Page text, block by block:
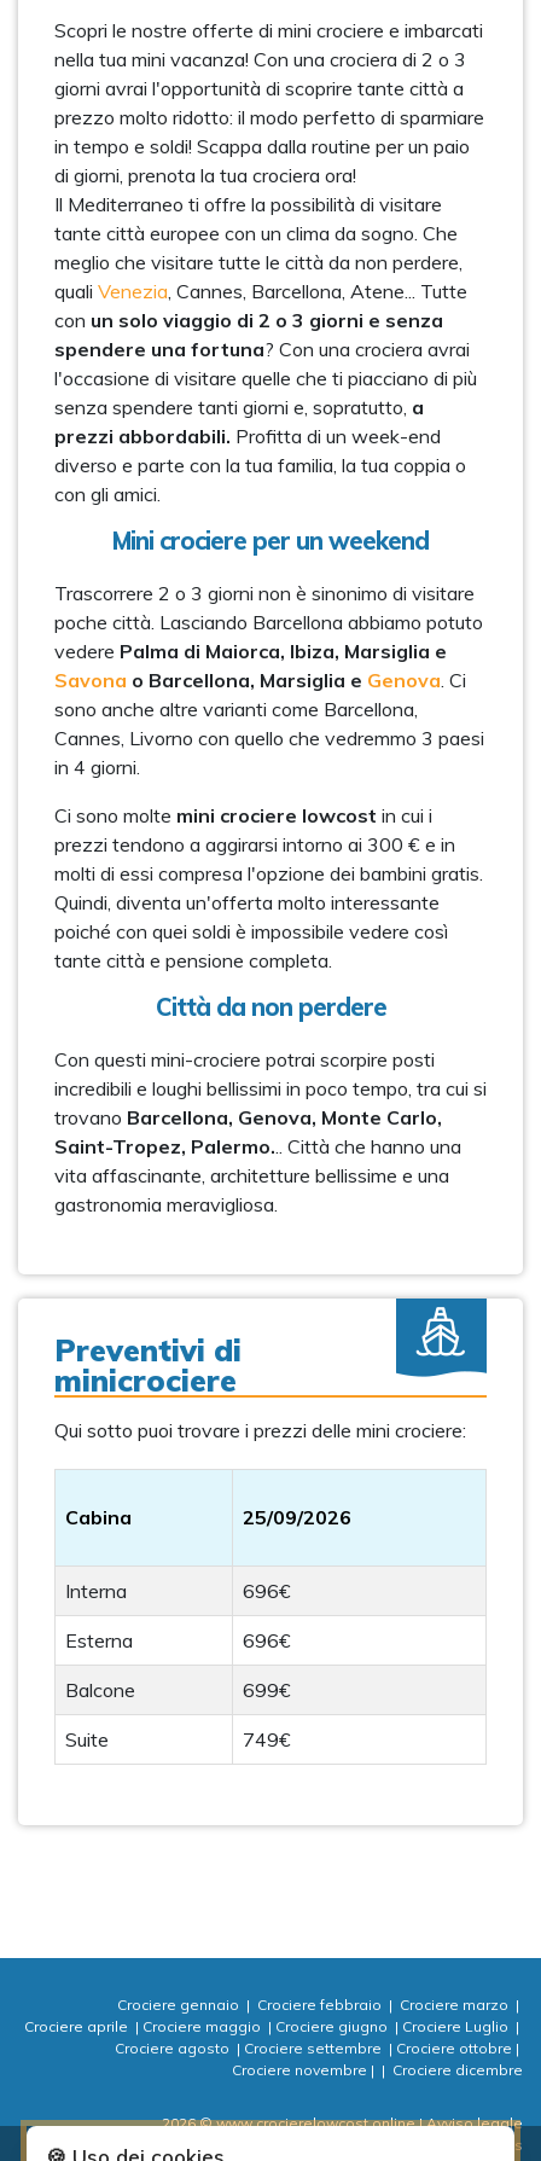
Scopri le nostre offerte di mini crociere e imbarcati
nella tua mini vacanza! Con una crociera di 2 o 3
giorni avrai l'opportunità di scoprire tante città a
prezzo molto ridotto: il modo perfetto di sparmiare
in tempo e soldi! Scappa dalla routine per un paio
di giorni, prenota la tua crociera ora!
Il Mediterraneo ti offre la possibilità di visitare
tante città europee con un clima da sogno. Che
meglio che visitare tutte le città da non perdere,
quali Venezia, Cannes, Barcellona, Atene... Tutte
con un solo viaggio di 2 o 3 giorni e senza
spendere una fortuna? Con una crociera avrai
l'occasione di visitare quelle che ti piacciano di più
senza spendere tanti giorni e, sopratutto, a
prezzi abbordabili. Profitta di un week-end
diverso e parte con la tua familia, la tua coppia o
con gli amici.
Mini crociere per un weekend
Trascorrere 2 o 3 giorni non è sinonimo di visitare
poche città. Lasciando Barcellona abbiamo potuto
vedere Palma di Maiorca, Ibiza, Marsiglia e
Savona o Barcellona, Marsiglia e Genova. Ci
sono anche altre varianti come Barcellona,
Cannes, Livorno con quello che vedremmo 3 paesi
in 4 giorni.
Ci sono molte mini crociere lowcost in cui i
prezzi tendono a aggirarsi intorno ai 300 € e in
molti di essi compresa l'opzione dei bambini gratis.
Quindi, diventa un'offerta molto interessante
poiché con quei soldi è impossibile vedere così
tante città e pensione completa.
Città da non perdere
Con questi mini-crociere potrai scorpire posti
incredibili e loughi bellissimi in poco tempo, tra cui si
trovano Barcellona, Genova, Monte Carlo,
Saint-Tropez, Palermo... Città che hanno una
vita affascinante, architetture bellissime e una
gastronomia meravigliosa.
Preventivi di
minicrociere
Qui sotto puoi trovare i prezzi delle mini crociere:
Cabina 25/09/2026
Interna 696€
Esterna 696€
Balcone 699€
Suite 749€
Crociere gennaio | Crociere febbraio | Crociere marzo |
Crociere aprile | Crociere maggio | Crociere giugno | Crociere Luglio |
Crociere agosto | Crociere settembre | Crociere ottobre |
Crociere novembre | | Crociere dicembre
2026 © www.crocierelowcost.online | Avviso legale
| Informativa sulla Privacy
| ⚙ Cookies